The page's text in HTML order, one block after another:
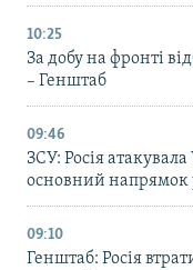
10:25
За добу на фронті
– Генштаб
09:46
ЗСУ: Росія
основний напрямок
09:10
Генштаб: Росія